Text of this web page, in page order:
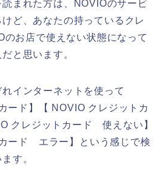
まれた方は、NOVIOのサービ
ど、あなたの持っているクレ
のお店で使えない状態になって
と思います。
インターネットを使って
ード】【 NOVIO クレジットカ
クレジットカード 使えない】
ード エラー】という感じで検
す。